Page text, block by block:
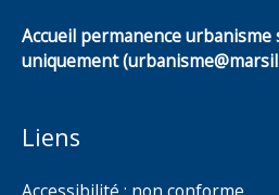
Accueil permanence
uniquement
Liens